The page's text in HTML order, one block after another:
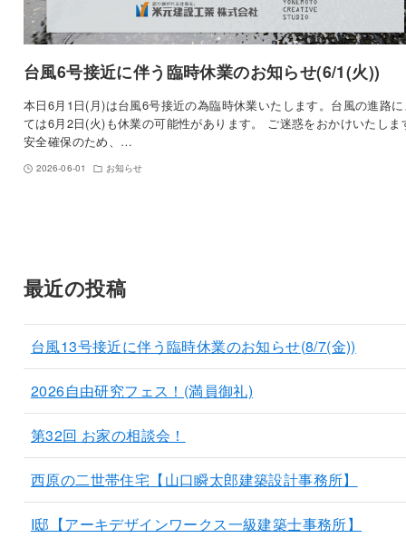
台風6号接近に伴う臨時休業のお知らせ(6/1(火))
本日6月1日(月)は台風6号接近の為臨時休業いたします。台風の進路
ては6月2日(火)も休業の可能性があります。 ご迷惑をおかけいたしま
安全確保のため、…
2026-06-01 お知らせ
最近の投稿
台風13号接近に伴う臨時休業のお知らせ(8/7(金))
2026自由研究フェス！(満員御礼)
第32回 お家の相談会！
西原の二世帯住宅【山口瞬太郎建築設計事務所】
I邸【アーキデザインワークス一級建築士事務所】